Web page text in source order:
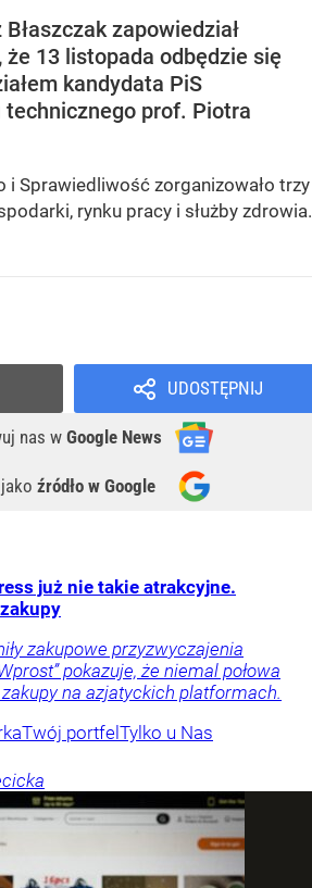
zapowiedział
że 13 listopada odbędzie się
kandydata PiS
technicznego prof. Piotra
i Sprawiedliwość zorganizowało trzy
rynku pracy i służby zdrowia.
UDOSTĘPNIJ
nas w Google News
źródło w Google
już nie takie atrakcyjne.
zakupowe przyzwyczajenia
pokazuje, że niemal połowa
na azjatyckich platformach.
Twój portfelTylko u Nas